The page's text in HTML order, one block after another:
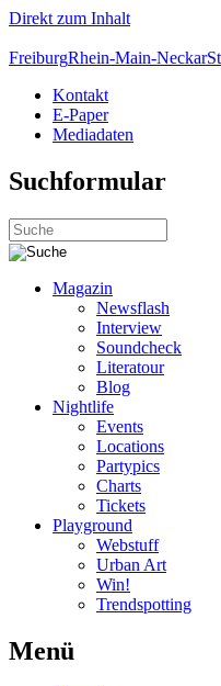
Direkt zum Inhalt
FreiburgRhein-Main-Neckar
Kontakt
E-Paper
Mediadaten
Suchformular
Magazin
Newsflash
Interview
Soundcheck
Literatour
Blog
Nightlife
Events
Locations
Partypics
Charts
Tickets
Playground
Webstuff
Urban Art
Win!
Trendspotting
Menü